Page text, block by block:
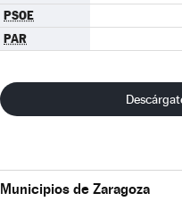
PSOE
PAR
Municipios de Zaragoza